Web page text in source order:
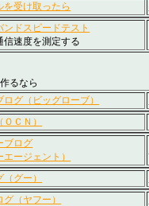
を受け取ったら
ンドスピードテスト
信速度を測定する
るなら
ログ（ビッグローブ）
ＣＮ）
ブログ
エージェント）
グー）
（ヤフー）